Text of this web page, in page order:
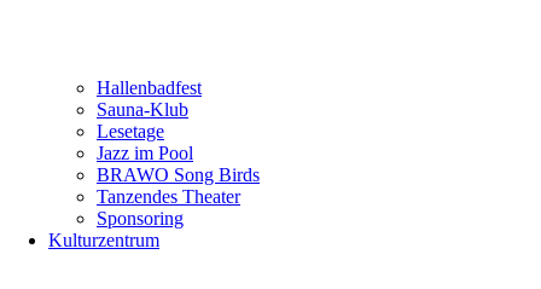
Hallenbadfest
Sauna-Klub
Lesetage
Jazz im Pool
BRAWO Song Birds
Tanzendes Theater
Sponsoring
Kulturzentrum